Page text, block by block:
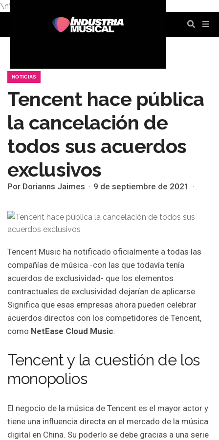
\n\n
NOTICIAS
Tencent hace pública
la cancelación de
todos sus acuerdos
exclusivos
Por Dorianns Jaimes 9 de septiembre de 2021
Tencent Music ha notificado oficialmente a todas las
compañías de música -con las que todavía tenía
acuerdos de exclusividad- que los elementos
contractuales de exclusividad dejarían de aplicarse.
Significa que esas empresas ahora pueden celebrar
acuerdos directos con los competidores de Tencent,
como NetEase Cloud Music.
Tencent y la cuestión de los
monopolios
El negocio de la música de Tencent es el mayor actor y
tiene una influencia directa en el mercado de la música
digital en China. Su poderío se debe gracias a una serie